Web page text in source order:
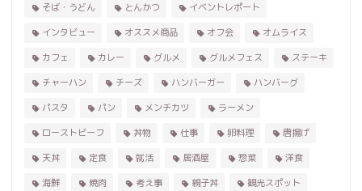
そば・うどん
とんかつ
イベントレポート
インタビュー
オススメ商品 オフ会
オムライス
カフェ
カレー グルメ グルメフェス
ステーキ
チャーハン
チーズ ハンバーガー
ハンバーグ
パスタ
パン メンチカツ
ラーメン
ローストビーフ
丼物 仕事 卵料理
唐揚げ
天丼
定食 就活 居酒屋 惣菜
洋食
海鮮
焼肉 考え事 親子丼
観光スポット